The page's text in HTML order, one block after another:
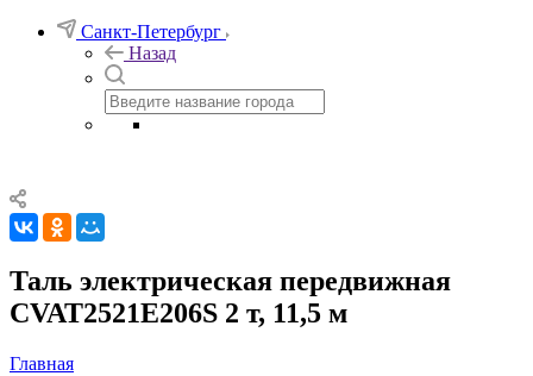
Санкт-Петербург
Назад
Таль электрическая передвижная
CVAT2521E206S 2 т, 11,5 м
Главная